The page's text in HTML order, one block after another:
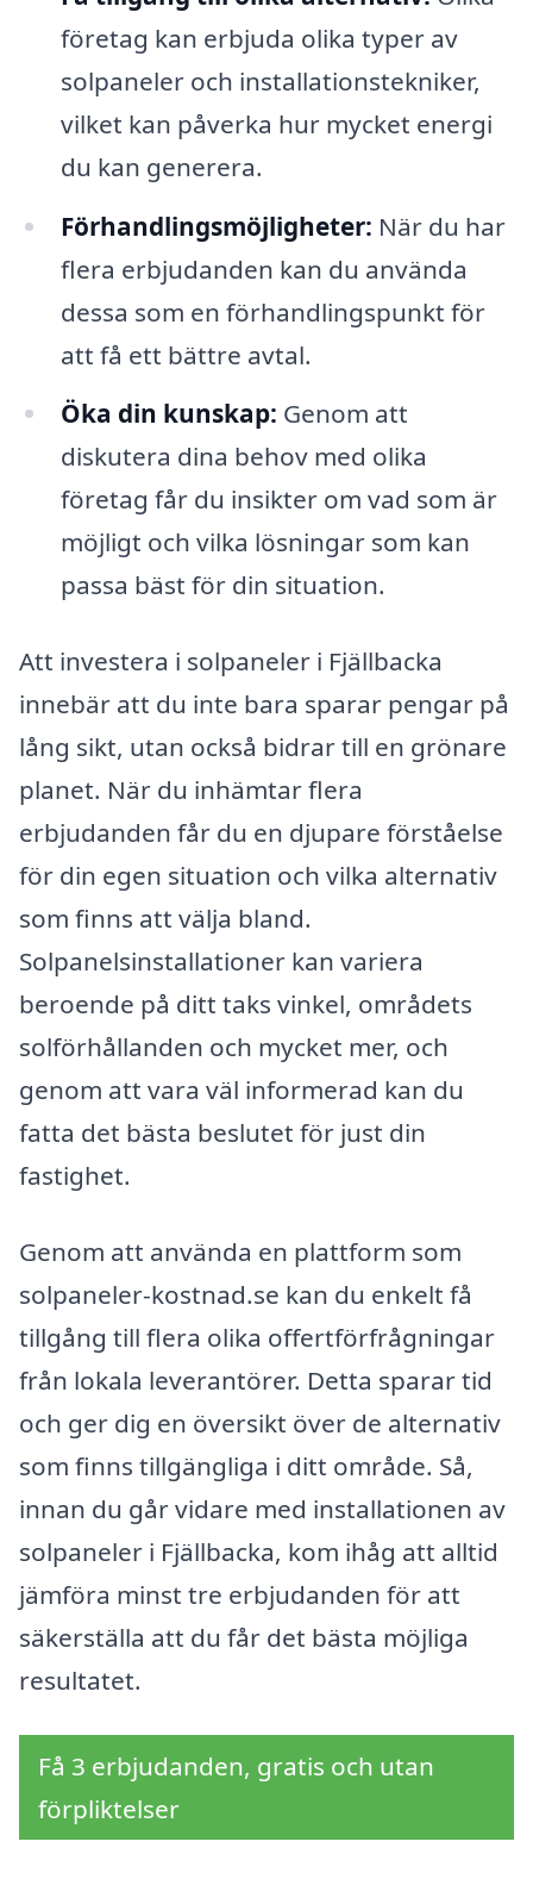
företag kan erbjuda olika typer av
solpaneler och installationstekniker,
vilket kan påverka hur mycket energi
du kan generera.
Förhandlingsmöjligheter: När du har
flera erbjudanden kan du använda
dessa som en förhandlingspunkt för
att få ett bättre avtal.
Öka din kunskap: Genom att
diskutera dina behov med olika
företag får du insikter om vad som är
möjligt och vilka lösningar som kan
passa bäst för din situation.
Att investera i solpaneler i Fjällbacka
innebär att du inte bara sparar pengar på
lång sikt, utan också bidrar till en grönare
planet. När du inhämtar flera
erbjudanden får du en djupare förståelse
för din egen situation och vilka alternativ
som finns att välja bland.
Solpanelsinstallationer kan variera
beroende på ditt taks vinkel, områdets
solförhållanden och mycket mer, och
genom att vara väl informerad kan du
fatta det bästa beslutet för just din
fastighet.
Genom att använda en plattform som
solpaneler-kostnad.se kan du enkelt få
tillgång till flera olika offertförfrågningar
från lokala leverantörer. Detta sparar tid
och ger dig en översikt över de alternativ
som finns tillgängliga i ditt område. Så,
innan du går vidare med installationen av
solpaneler i Fjällbacka, kom ihåg att alltid
jämföra minst tre erbjudanden för att
säkerställa att du får det bästa möjliga
resultatet.
Få 3 erbjudanden, gratis och utan
förpliktelser